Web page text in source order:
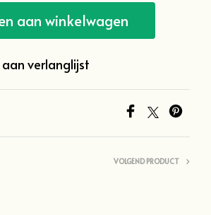
aan winkelwagen
verlanglijst
VOLGEND PRODUCT